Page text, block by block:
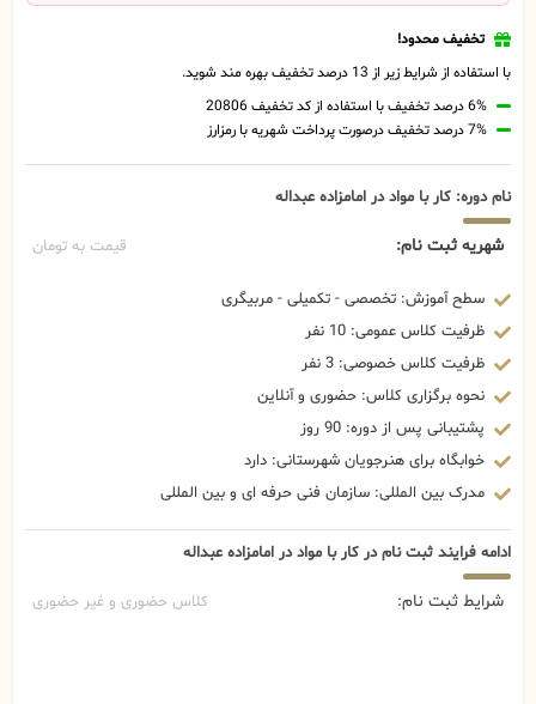
تخفیف محدود!
با استفاده از شرایط زیر از 13 درصد تخفیف بهره مند شوید.
6% درصد تخفیف با استفاده از کد تخفیف 20806
7% درصد تخفیف درصورت پرداخت شهریه با رمزارز
نام دوره: کار با مواد در امامزاده عبداله
شهریه ثبت نام: قیمت به تومان
سطح آموزش: تخصصی - تکمیلی - مربیگری
ظرفیت کلاس عمومی: 10 نفر
ظرفیت کلاس خصوصی: 3 نفر
نحوه برگزاری کلاس: حضوری و آنلاین
پشتیبانی پس از دوره: 90 روز
خوابگاه برای هنرجویان شهرستانی: دارد
مدرک بین المللی: سازمان فنی حرفه ای و بین المللی
ادامه فرایند ثبت نام در کار با مواد در امامزاده عبداله
شرایط ثبت نام: کلاس حضوری و غیر حضوری